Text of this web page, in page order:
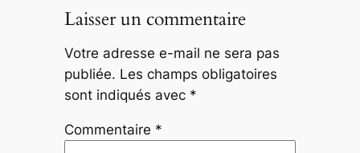
Laisser un commentaire
Votre adresse e-mail ne sera pas
publiée. Les champs obligatoires
sont indiqués avec *
Commentaire *